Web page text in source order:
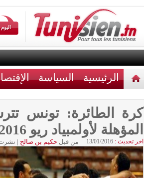
اليوم :
الرئيسية السياسة
كرة الطائرة: تونس
المؤهلة لأولمبياد ريو 2016
اخر تحديث : 13/01/2016 من قبل حكيم بن صالح |